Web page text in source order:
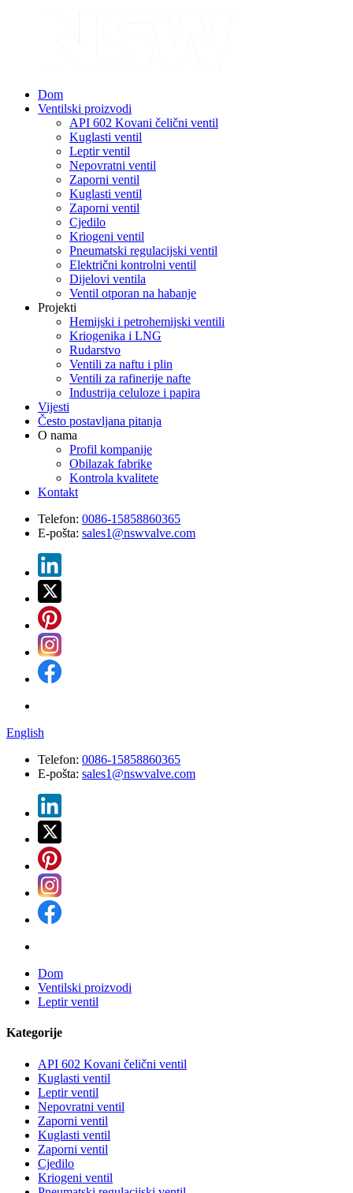
Dom
Ventilski proizvodi
API 602 Kovani čelični ventil
Kuglasti ventil
Leptir ventil
Nepovratni ventil
Zaporni ventil
Kuglasti ventil
Zaporni ventil
Cjedilo
Kriogeni ventil
Pneumatski regulacijski ventil
Električni kontrolni ventil
Dijelovi ventila
Ventil otporan na habanje
Projekti
Hemijski i petrohemijski ventili
Kriogenika i LNG
Rudarstvo
Ventili za naftu i plin
Ventili za rafinerije nafte
Industrija celuloze i papira
Vijesti
Često postavljana pitanja
O nama
Profil kompanije
Obilazak fabrike
Kontrola kvalitete
Kontakt
Telefon: 0086-15858860365
E-pošta: sales1@nswvalve.com
English
Telefon: 0086-15858860365
E-pošta: sales1@nswvalve.com
Dom
Ventilski proizvodi
Leptir ventil
Kategorije
API 602 Kovani čelični ventil
Kuglasti ventil
Leptir ventil
Nepovratni ventil
Zaporni ventil
Kuglasti ventil
Zaporni ventil
Cjedilo
Kriogeni ventil